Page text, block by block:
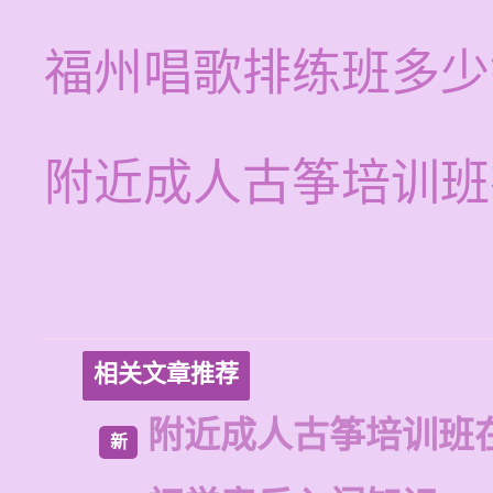
福州唱歌排练班多
附近成人古筝培训
相关文章推荐
新
附近成人古筝培训班